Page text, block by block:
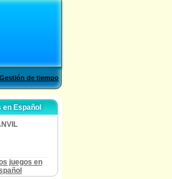
Gestión de tiempo
en Español
juegos en